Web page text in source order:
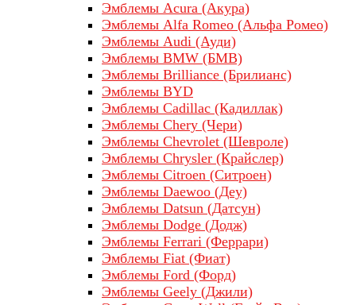
Эмблемы Acura (Акура)
Эмблемы Alfa Romeo (Альфа Ромео)
Эмблемы Audi (Ауди)
Эмблемы BMW (БМВ)
Эмблемы Brilliance (Брилианс)
Эмблемы BYD
Эмблемы Cadillac (Кадиллак)
Эмблемы Chery (Чери)
Эмблемы Chevrolet (Шевроле)
Эмблемы Chrysler (Крайслер)
Эмблемы Citroen (Ситроен)
Эмблемы Daewoo (Деу)
Эмблемы Datsun (Датсун)
Эмблемы Dodge (Додж)
Эмблемы Ferrari (Феррари)
Эмблемы Fiat (Фиат)
Эмблемы Ford (Форд)
Эмблемы Geely (Джили)